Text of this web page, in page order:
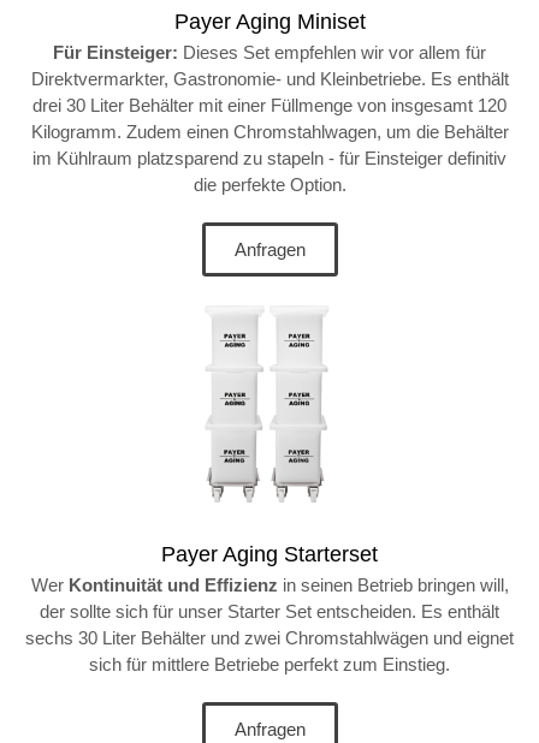
Payer Aging Miniset
Für Einsteiger: Dieses Set empfehlen wir vor allem für
Direktvermarkter, Gastronomie- und Kleinbetriebe. Es enthält
drei 30 Liter Behälter mit einer Füllmenge von insgesamt 120
Kilogramm. Zudem einen Chromstahlwagen, um die Behälter
im Kühlraum platzsparend zu stapeln - für Einsteiger definitiv
die perfekte Option.
Anfragen
Payer Aging Starterset
Wer Kontinuität und Effizienz in seinen Betrieb bringen will,
der sollte sich für unser Starter Set entscheiden. Es enthält
sechs 30 Liter Behälter und zwei Chromstahlwägen und eignet
sich für mittlere Betriebe perfekt zum Einstieg.
Anfragen